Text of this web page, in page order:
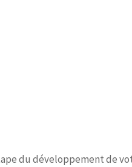
du développement de